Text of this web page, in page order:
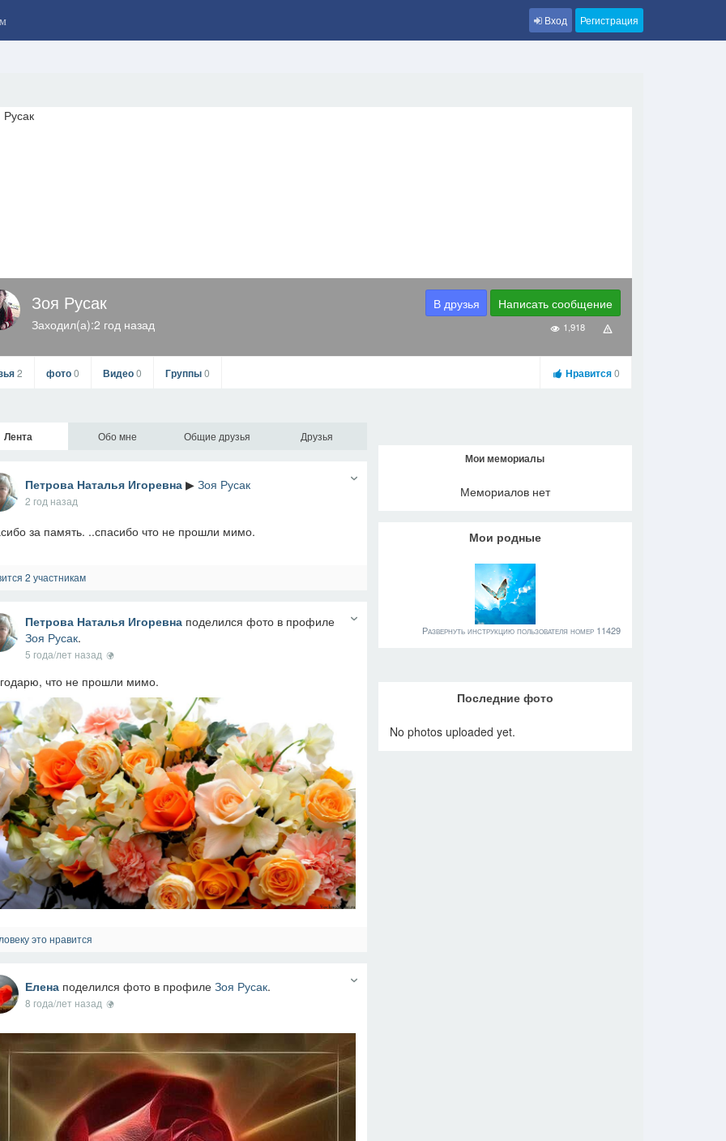
Вход Регистрация
Зоя Русак
Заходил(а):2 год назад
В друзья Написать сообщение
1,918
2 фото0 Видео0 Группы0 Нравится0
Мои мемориалы
Мемориалов нет
Мои родные
Развернуть инструкцию пользователя номер 11429
Последние фото
No photos uploaded yet.
Лента Обо мне Общие друзья Друзья
Петрова Наталья Игоревна ▶Зоя Русак
2 год назад
за память. ..спасибо что не прошли мимо.
2 участникам
Петрова Наталья Игоревна поделился фото в профиле
Зоя Русак.
5 года/лет назад
что не прошли мимо.
это нравится
Елена поделился фото в профилеЗоя Русак.
8 года/лет назад